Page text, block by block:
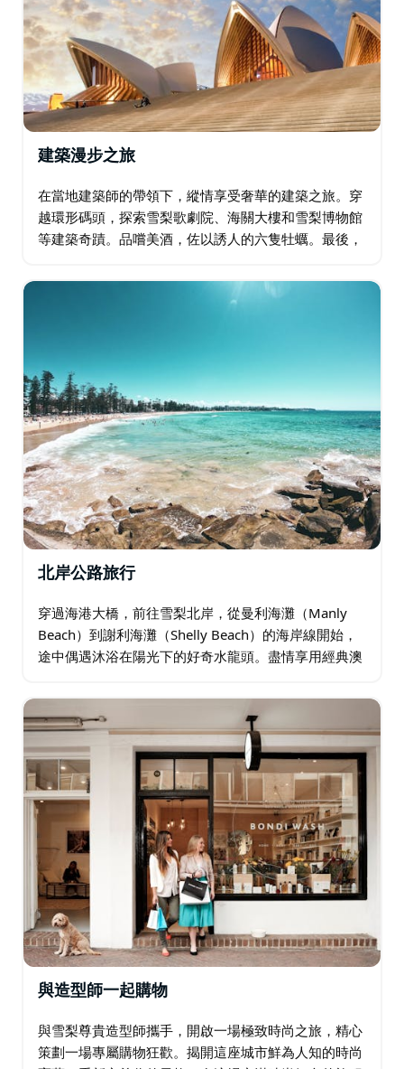
建築漫步之旅
在當地建築師的帶領下，縱情享受奢華的建築之旅。穿
越環形碼頭，探索雪梨歌劇院、海關大樓和雪梨博物館
等建築奇蹟。品嚐美酒，佐以誘人的六隻牡蠣。最後，
句號。此行程完全可定制，確保滿足您的所有觀光願
北岸公路旅行
穿過海港大橋，前往雪梨北岸，從曼利海灘（Manly
Beach）到謝利海灘（Shelly Beach）的海岸線開始，
途中偶遇沐浴在陽光下的好奇水龍頭。盡情享用經典澳
（North Head）…
與造型師一起購物
與雪梨尊貴造型師攜手，開啟一場極致時尚之旅，精心
策劃一場專屬購物狂歡。揭開這座城市鮮為人知的時尚